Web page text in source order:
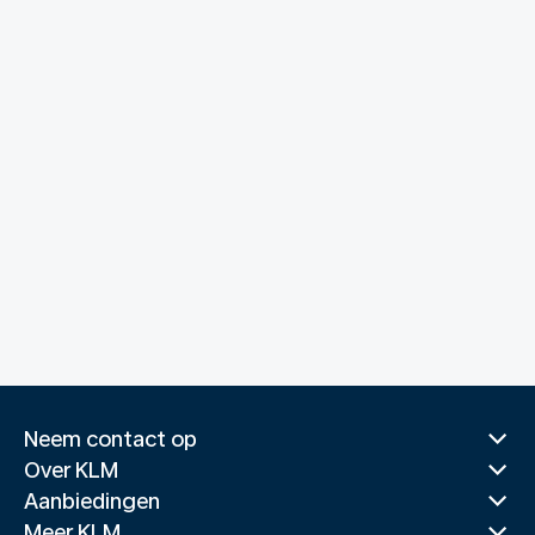
Neem contact op
Over KLM
Aanbiedingen